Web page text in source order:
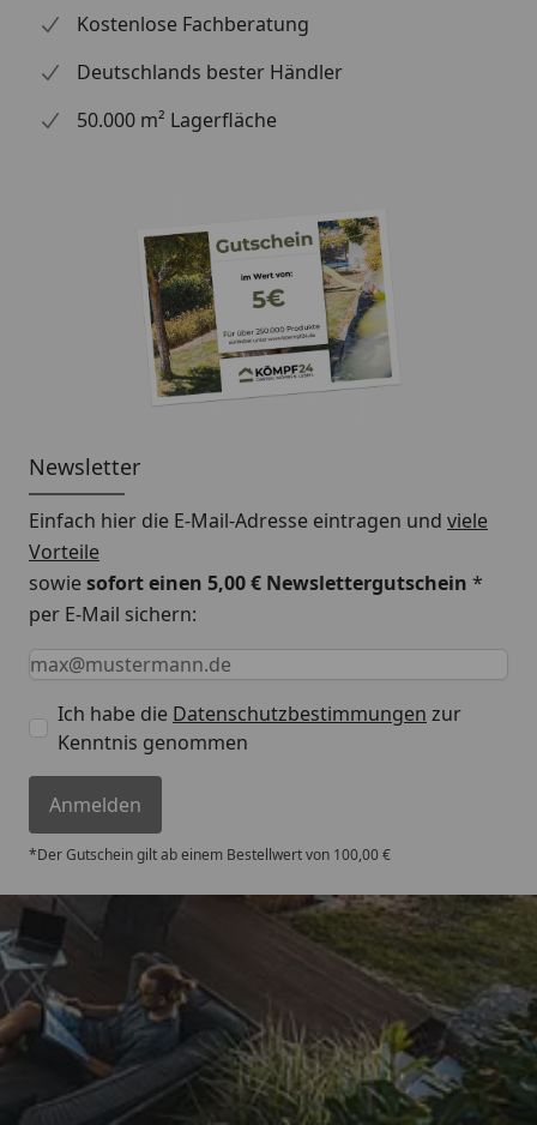
Kostenlose Fachberatung
Deutschlands bester Händler
50.000 m² Lagerfläche
Newsletter
Einfach hier die E-Mail-Adresse eintragen und viele
Vorteile
sowiesofort einen 5,00 € Newslettergutschein *
per E-Mail sichern:
Keine Eingabe erforderlich
Eingabe erforderlich
E-Mail *
Ich habe die Datenschutzbestimmungen zur
Kenntnis genommen
Anmelden
*Der Gutschein gilt ab einem Bestellwert von 100,00 €
Trusted Shops
4,67/ 5